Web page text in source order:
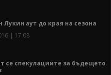
Лукин аут до края на сезона
| 17:08
се спекулациите за бъдещето